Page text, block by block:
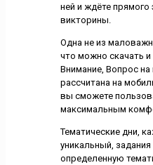
ней и ждёте
викторины.
Одна не из
что можно скачать и
Внимание, Вопрос
рассчитана на
вы сможете
максимальным
Тематические дни,
уникальный,
определенную